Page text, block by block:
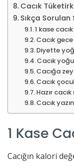
Cacık
Sıkça Sorulan
1 kase
Cacık
Diyette
Cacık
Cacığa
Cacık
Hazır cacık
Cacık
1 Kase
Cacığın kalori